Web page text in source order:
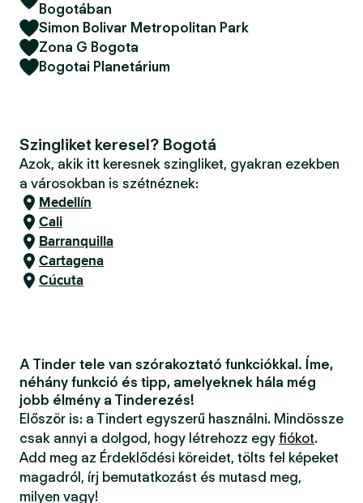
Bogotában
Simon Bolivar Metropolitan Park
Zona G Bogota
Bogotai Planetárium
Szingliket keresel? Bogotá
Azok, akik itt keresnek szingliket, gyakran ezekben
a városokban is szétnéznek:
Medellín
Cali
Barranquilla
Cartagena
Cúcuta
A Tinder tele van szórakoztató funkciókkal. Íme,
néhány funkció és tipp, amelyeknek hála még
jobb élmény a Tinderezés!
Először is: a Tindert egyszerű használni. Mindössze
csak annyi a dolgod, hogy létrehozz egy fiókot.
Add meg az Érdeklődési köreidet, tölts fel képeket
magadról, írj bemutatkozást és mutasd meg,
milyen vagy!